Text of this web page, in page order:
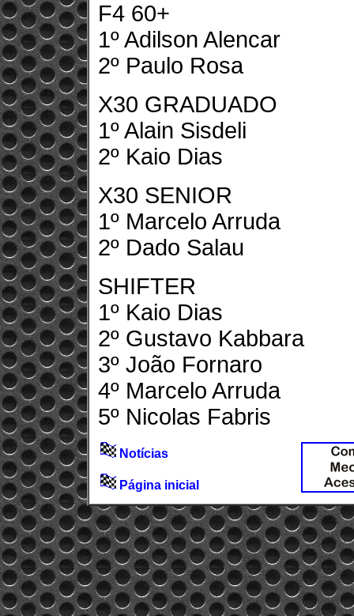
F4 60+
1º Adilson Alencar
2º Paulo Rosa
X30 GRADUADO
1º Alain Sisdeli
2º Kaio Dias
X30 SENIOR
1º Marcelo Arruda
2º Dado Salau
SHIFTER
1º Kaio Dias
2º Gustavo Kabbara
3º João Fornaro
4º Marcelo Arruda
5º Nicolas Fabris
Notícias
Página inicial